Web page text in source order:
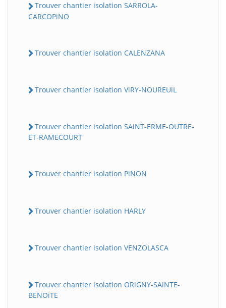
Trouver chantier isolation SARROLA-
CARCOPiNO
Trouver chantier isolation CALENZANA
Trouver chantier isolation ViRY-NOUREUiL
Trouver chantier isolation SAiNT-ERME-OUTRE-
ET-RAMECOURT
Trouver chantier isolation PiNON
Trouver chantier isolation HARLY
Trouver chantier isolation VENZOLASCA
Trouver chantier isolation ORiGNY-SAiNTE-
BENOiTE